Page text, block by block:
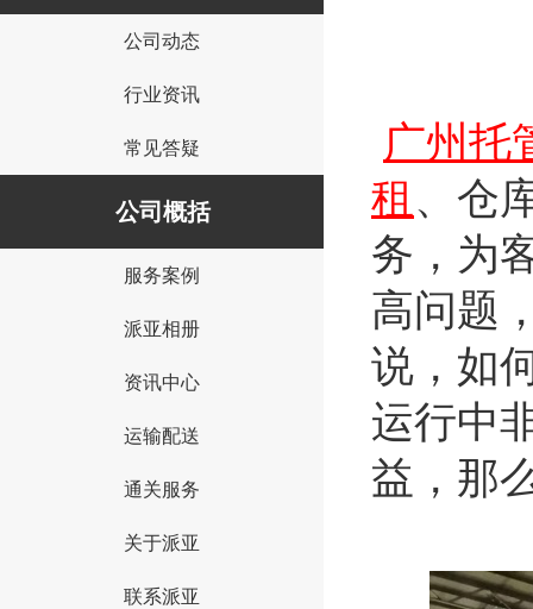
公司动态
行业资讯
常见答疑
公司概括
{I('company_id')}
服务案例
派亚相册
资讯中心
运输配送
通关服务
关于派亚
联系派亚
广州托
租 、仓
务，为
高问题
说，如
运行中
益，那